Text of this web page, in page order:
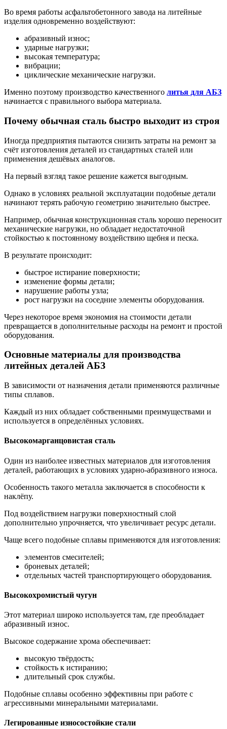
Во время работы асфальтобетонного завода на литейные
изделия одновременно воздействуют:
абразивный износ;
ударные нагрузки;
высокая температура;
вибрации;
циклические механические нагрузки.
Именно поэтому производство качественного литья для АБЗ
начинается с правильного выбора материала.
Почему обычная сталь быстро выходит из строя
Иногда предприятия пытаются снизить затраты на ремонт за
счёт изготовления деталей из стандартных сталей или
применения дешёвых аналогов.
На первый взгляд такое решение кажется выгодным.
Однако в условиях реальной эксплуатации подобные детали
начинают терять рабочую геометрию значительно быстрее.
Например, обычная конструкционная сталь хорошо переносит
механические нагрузки, но обладает недостаточной
стойкостью к постоянному воздействию щебня и песка.
В результате происходит:
быстрое истирание поверхности;
изменение формы детали;
нарушение работы узла;
рост нагрузки на соседние элементы оборудования.
Через некоторое время экономия на стоимости детали
превращается в дополнительные расходы на ремонт и простой
оборудования.
Основные материалы для производства
литейных деталей АБЗ
В зависимости от назначения детали применяются различные
типы сплавов.
Каждый из них обладает собственными преимуществами и
используется в определённых условиях.
Высокомарганцовистая сталь
Один из наиболее известных материалов для изготовления
деталей, работающих в условиях ударно-абразивного износа.
Особенность такого металла заключается в способности к
наклёпу.
Под воздействием нагрузки поверхностный слой
дополнительно упрочняется, что увеличивает ресурс детали.
Чаще всего подобные сплавы применяются для изготовления:
элементов смесителей;
броневых деталей;
отдельных частей транспортирующего оборудования.
Высокохромистый чугун
Этот материал широко используется там, где преобладает
абразивный износ.
Высокое содержание хрома обеспечивает:
высокую твёрдость;
стойкость к истиранию;
длительный срок службы.
Подобные сплавы особенно эффективны при работе с
агрессивными минеральными материалами.
Легированные износостойкие стали